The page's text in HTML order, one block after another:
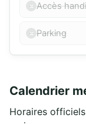
Accès
Parking
Calendrier
Horaires